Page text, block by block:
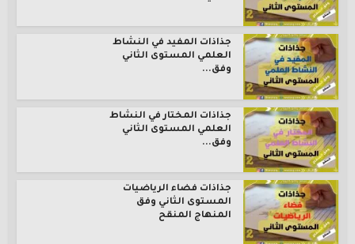
جذاذات المفيد في النشاط
العلمي المستوى الثاني
وفق...
جذاذات المختار في النشاط
العلمي المستوى الثاني
وفق...
جذاذات فضاء الرياضيات
المستوى الثاني وفق
المنهاج المنقح